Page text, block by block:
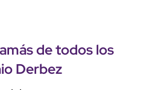
de todos los
Derbez